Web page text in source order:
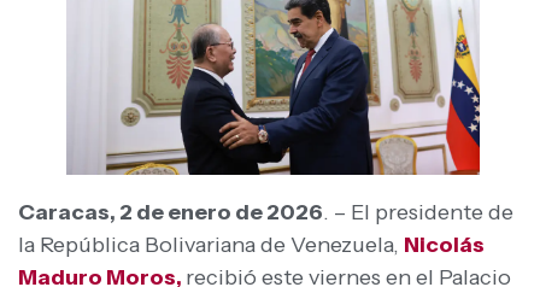
Caracas, 2 de enero de 2026. – El presidente de
la República Bolivariana de Venezuela, Nicolás
Maduro Moros, recibió este viernes en el Palacio